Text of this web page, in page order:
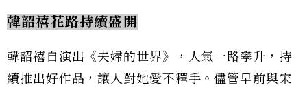
韓韶禧花路持續盛開
韓韶禧自演出《夫婦的世界》，人氣一路攀升，持
續推出好作品，讓人對她愛不釋手。儘管早前與宋